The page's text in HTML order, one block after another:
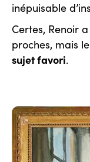
inépuisable
Certes, Renoir
proches, mais
sujet favori.